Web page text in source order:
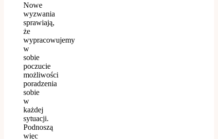
Nowe
wyzwania
sprawiają,
że
wypracowujemy
w
sobie
poczucie
możliwości
poradzenia
sobie
w
każdej
sytuacji.
Podnoszą
więc